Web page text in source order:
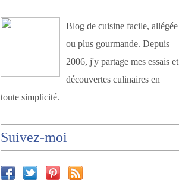
Blog de cuisine facile, allégée
ou plus gourmande. Depuis
2006, j'y partage mes essais et
découvertes culinaires en
toute simplicité.
Suivez-moi